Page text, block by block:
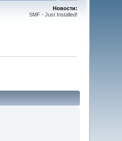
Новости:
SMF - Just Installed!